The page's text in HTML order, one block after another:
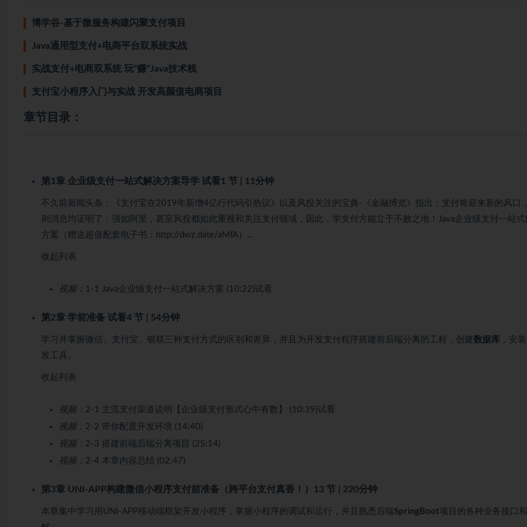
博学谷-基于微服务构建闪聚支付项目
Java通用型支付+电商平台双系统实战
实战支付+电商双系统 玩“赚”Java技术栈
支付宝小程序入门与实战 开发高颜值电商项目
章节目录：
第1章 企业级支付一站式解决方案导学 试看1 节 | 11分钟
不久前新闻头条：《支付宝在2019年新增4亿行代码引热议》以及风投关注的宝典-《金融博览》指出：支付将迎来新的风口
则消息均证明了：强如阿里，甚至风投都如此重视和关注支付领域，因此，学支付方能立于不败之地！Java企业级支付一站式
方案（赠送超值配套电子书：http://dwz.date/aMfA）…
收起列表
视频： 1-1 Java企业级支付一站式解决方案 (10:22)试看
第2章 学前准备 试看4 节 | 54分钟
学习并掌握微信、支付宝、银联三种支付方式的区别和差异，并且为开发支付程序搭建前后端分离的工程，创建数据库 ，安
发工具。
收起列表
视频： 2-1 主流支付渠道说明【企业级支付形式心中有数】 (10:39)试看
视频： 2-2 带你配置开发环境 (14:40)
视频： 2-3 搭建前端后端分离项目 (25:14)
视频： 2-4 本章内容总结 (02:47)
第3章 UNI-APP构建微信小程序支付前准备（跨平台支付真香！） 13 节 | 220分钟
本章集中学习用UNI-APP移动端框架开发小程序，掌握小程序的调试和运行，并且熟悉后端SpringBoot项目的各种业务接口